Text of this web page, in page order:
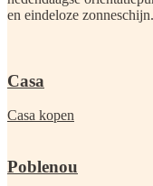
en eindeloze zonneschijn.
Casa
Casa kopen
Poblenou